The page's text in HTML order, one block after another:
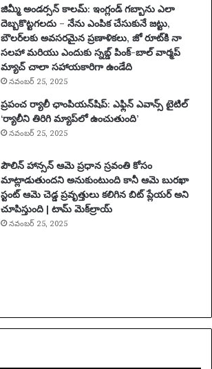
జిమ్మీ అండర్సన్ కాలమ్: ఇంగ్లండ్ గబ్బాను ఎలా
దెబ్బకొట్టగలదు – నేను ఎంపిక చేసుకునే జట్టు,
బౌలర్‌లకు అవసరమైన ప్రణాళికలు, జో రూట్‌కి నా
సలహా మరియు ఎందుకు స్నబ్డ్ పింక్-బాల్ వార్మప్
మ్యాచ్ చాలా సహాయకారిగా ఉండేది
నవంబర్ 25, 2025
ప్రపంచ ర్యాలీ ఛాంపియన్‌షిప్: ఎఫ్లిన్ ఎవాన్స్ టైటిల్
‘ర్యాలీని తిరిగి మ్యాప్‌లో ఉంచుతుంది’
నవంబర్ 25, 2025
పౌలిన్ హాన్సన్ ఆమె ప్రధాన స్రవంతి కోసం
మాట్లాడుతుందని అనుకుంటుంది కానీ ఆమె బురఖా
స్టంట్ ఆమె చెడ్డ ప్రవృత్తులు కలిగిన బిట్ ప్లేయర్ అని
చూపిస్తుంది | టామ్ మెక్‌ల్రాయ్
నవంబర్ 25, 2025